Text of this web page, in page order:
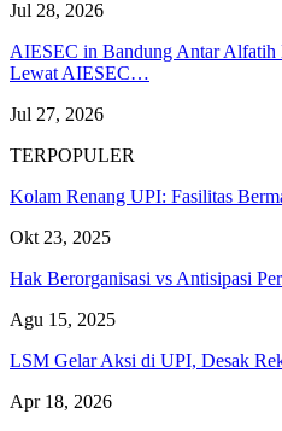
Jul 28, 2026
AIESEC in Bandung Antar Alfatih
Lewat AIESEC…
Jul 27, 2026
TERPOPULER
Kolam Renang UPI: Fasilitas
Okt 23, 2025
Hak Berorganisasi vs Antisipasi
Agu 15, 2025
LSM Gelar Aksi di UPI, Desak
Apr 18, 2026